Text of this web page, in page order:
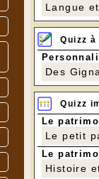
produits
Lors de
énorme.
leur
abris,
en
En 2011,
les
Balkans,
rare. S’il
Que de
auspices…
Rendez-
Infos :
Langue
Quizz
Des
Quizz
Le
Le petit
Le
Histoire